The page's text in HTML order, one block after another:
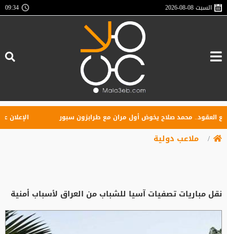
السبت2026-08-08
09:34
محمد صلاح يخوض أول مران مع طرابزون سبور الإعلان عن
ملاعب دولية
نقل مباريات تصفيات آسيا للشباب من العراق لأسباب أمنية